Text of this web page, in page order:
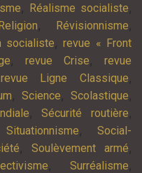
, Réalisme socialiste,
Religion, Révisionnisme,
socialiste,revue « Front
, revue Crise, revue
revue Ligne Classique,
, Science, Scolastique,
,Sécurité routière,
Situationnisme,Social-
, Soulèvement armé,
,Surréalisme,